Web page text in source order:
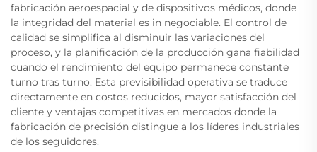
fabricación aeroespacial y de dispositivos médicos, donde
la integridad del material es in negociable. El control de
calidad se simplifica al disminuir las variaciones del
proceso, y la planificación de la producción gana fiabilidad
cuando el rendimiento del equipo permanece constante
turno tras turno. Esta previsibilidad operativa se traduce
directamente en costos reducidos, mayor satisfacción del
cliente y ventajas competitivas en mercados donde la
fabricación de precisión distingue a los líderes industriales
de los seguidores.